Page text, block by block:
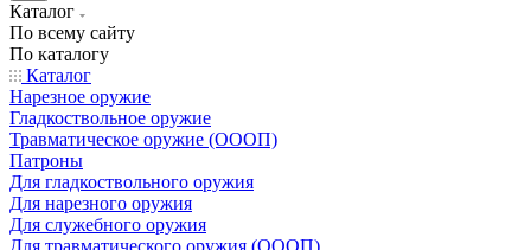
Каталог
По всему сайту
По каталогу
Каталог
Нарезное оружие
Гладкоствольное оружие
Травматическое оружие (ОООП)
Патроны
Для гладкоствольного оружия
Для нарезного оружия
Для служебного оружия
Для травматического оружия (ОООП)